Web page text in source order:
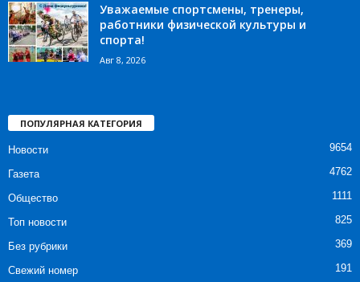
Уважаемые спортсмены, тренеры,
работники физической культуры и
спорта!
Авг 8, 2026
ПОПУЛЯРНАЯ КАТЕГОРИЯ
Новости 9654
Газета 4762
Общество 1111
Топ новости 825
Без рубрики 369
Свежий номер 191